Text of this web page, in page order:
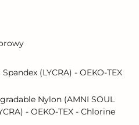
(LYCRA) - OEKO-TEX
Nylon (AMNI SOUL
- OEKO-TEX - Chlorine